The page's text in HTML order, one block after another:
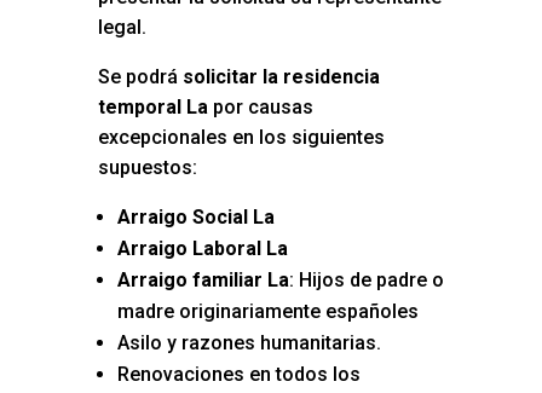
legal.
Se podrá solicitar la residencia
temporal Lapor causas
excepcionales en los siguientes
supuestos:
Arraigo Social La
Arraigo Laboral La
Arraigo familiar La: Hijos de padre o
madre originariamente españoles
Asilo y razones humanitarias.
Renovaciones en todos los